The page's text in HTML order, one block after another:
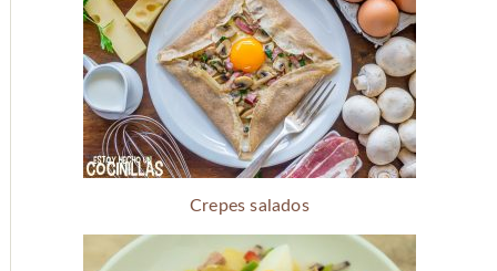
Crepes salados